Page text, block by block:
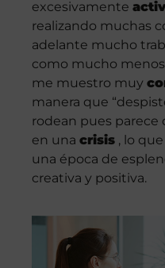
excesivamente
realizando muchas
adelante mucho
como mucho
me muestro muy
manera que
rodean pues
en una crisis , lo
una época de
creativa y positiva.